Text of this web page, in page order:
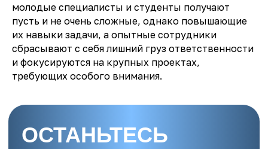
молодые специалисты и студенты получают
пусть и не очень сложные, однако повышающие
их навыки задачи, а опытные сотрудники
сбрасывают с себя лишний груз ответственности
и фокусируются на крупных проектах,
требующих особого внимания.